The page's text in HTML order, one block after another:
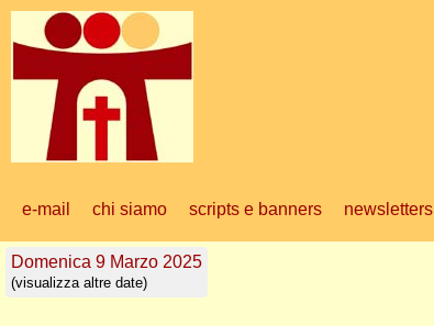
e-mail chi siamo scripts e banners newsletters
Domenica 9 Marzo 2025
(visualizza altre date)